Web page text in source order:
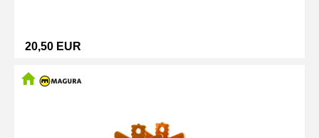
20,50 EUR